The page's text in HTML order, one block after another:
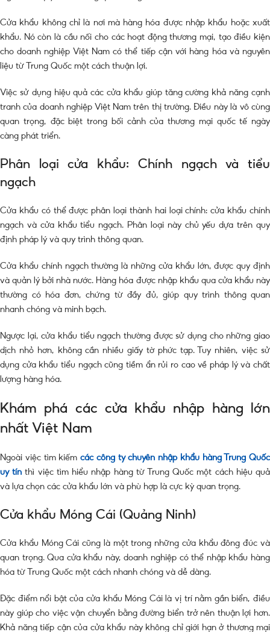
Cửa khẩu không chỉ là nơi mà hàng hóa được nhập khẩu hoặc xuất
khẩu. Nó còn là cầu nối cho các hoạt động thương mại, tạo điều kiện
cho doanh nghiệp Việt Nam có thể tiếp cận với hàng hóa và nguyên
liệu từ Trung Quốc một cách thuận lợi.
Việc sử dụng hiệu quả các cửa khẩu giúp tăng cường khả năng cạnh
tranh của doanh nghiệp Việt Nam trên thị trường. Điều này là vô cùng
quan trọng, đặc biệt trong bối cảnh của thương mại quốc tế ngày
càng phát triển.
Phân loại cửa khẩu: Chính ngạch và tiểu
ngạch
Cửa khẩu có thể được phân loại thành hai loại chính: cửa khẩu chính
ngạch và cửa khẩu tiểu ngạch. Phân loại này chủ yếu dựa trên quy
định pháp lý và quy trình thông quan.
Cửa khẩu chính ngạch thường là những cửa khẩu lớn, được quy định
và quản lý bởi nhà nước. Hàng hóa được nhập khẩu qua cửa khẩu này
thường có hóa đơn, chứng từ đầy đủ, giúp quy trình thông quan
nhanh chóng và minh bạch.
Ngược lại, cửa khẩu tiểu ngạch thường được sử dụng cho những giao
dịch nhỏ hơn, không cần nhiều giấy tờ phức tạp. Tuy nhiên, việc sử
dụng cửa khẩu tiểu ngạch cũng tiềm ẩn rủi ro cao về pháp lý và chất
lượng hàng hóa.
Khám phá các cửa khẩu nhập hàng lớn
nhất Việt Nam
Ngoài việc tìm kiếm các công ty chuyên nhập khẩu hàng Trung Quốc
uy tín thì việc tìm hiểu nhập hàng từ Trung Quốc một cách hiệu quả
và lựa chọn các cửa khẩu lớn và phù hợp là cực kỳ quan trọng.
Cửa khẩu Móng Cái (Quảng Ninh)
Cửa khẩu Móng Cái cũng là một trong những cửa khẩu đông đúc và
quan trọng. Qua cửa khẩu này, doanh nghiệp có thể nhập khẩu hàng
hóa từ Trung Quốc một cách nhanh chóng và dễ dàng.
Đặc điểm nổi bật của cửa khẩu Móng Cái là vị trí nằm gần biển, điều
này giúp cho việc vận chuyển bằng đường biển trở nên thuận lợi hơn.
Khả năng tiếp cận của cửa khẩu này không chỉ giới hạn ở thương mại